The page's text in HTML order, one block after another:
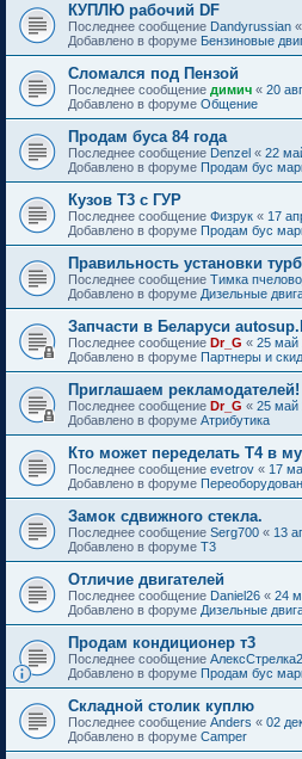
КУПЛЮ рабочий DF
Последнее сообщение Dandyrussian «
Добавлено в форуме Бензиновые
Сломался под Пензой
Последнее сообщение димич « 20
Добавлено в форуме Общение
Продам буса 84 года
Последнее сообщение Denzel « 22
Добавлено в форуме Продам бус
Кузов Т3 с ГУР
Последнее сообщение Физрук « 17
Добавлено в форуме Продам бус
Правильность установки
Последнее сообщение Тимка
Добавлено в форуме Дизельные
Запчасти в Беларуси
Последнее сообщение Dr_G « 25 май
Добавлено в форуме Партнеры и
Приглашаем рекламодателей!
Последнее сообщение Dr_G « 25 май
Добавлено в форуме Атрибутика
Кто может переделать Т4 в
Последнее сообщение evetrov « 17
Добавлено в форуме
Замок сдвижного стекла.
Последнее сообщение Serg700 « 13
Добавлено в форуме T3
Отличие двигателей
Последнее сообщение Daniel26 « 24
Добавлено в форуме Дизельные
Продам кондиционер т3
Последнее сообщение
Добавлено в форуме Продам бус
Складной столик куплю
Последнее сообщение Anders « 02
Добавлено в форуме Camper